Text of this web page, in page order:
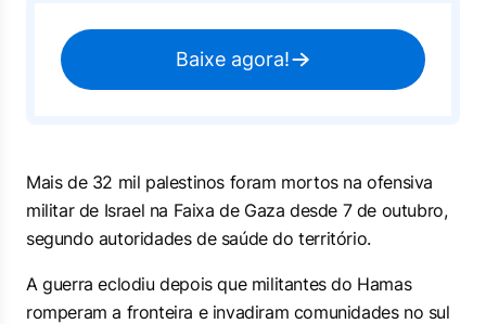
Baixe agora!
Mais de 32 mil palestinos foram mortos na ofensiva
militar de Israel na Faixa de Gaza desde 7 de outubro,
segundo autoridades de saúde do território.
A guerra eclodiu depois que militantes do Hamas
romperam a fronteira e invadiram comunidades no sul